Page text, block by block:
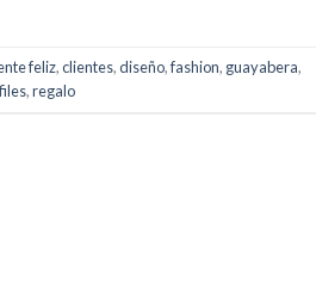
feliz,clientes,diseño,fashion, guayabera,
,regalo